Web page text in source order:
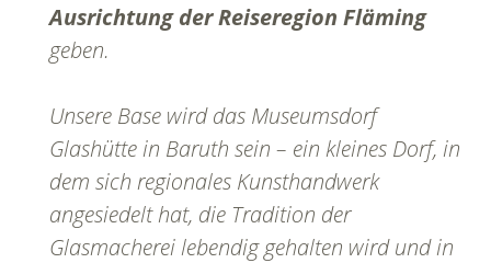
Ausrichtung der Reiseregion Fläming
geben.
Unsere Base wird das Museumsdorf
Glashütte in Baruth sein – ein kleines Dorf, in
dem sich regionales Kunsthandwerk
angesiedelt hat, die Tradition der
Glasmacherei lebendig gehalten wird und in